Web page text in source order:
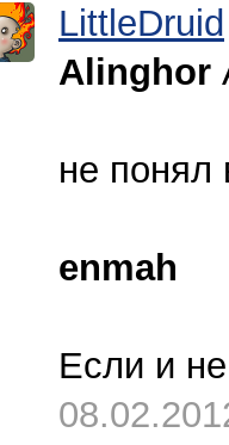
LittleDruid
Alinghor
не понял
enmah
Если и